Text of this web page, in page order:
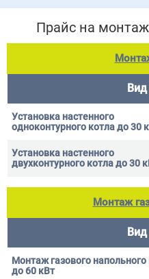
Прайс на
Вид
Монтаж
Вид